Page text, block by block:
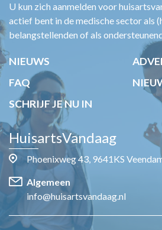
U kun zich aanmelden voor
actief bent in de medische sector als
belangstellenden of als
NIEUWS
FAQ
SCHRIJF JE NU IN
HuisartsVandaag
Phoenixweg 43, 9641KS
Algemeen
info@huisartsvandaag.nl